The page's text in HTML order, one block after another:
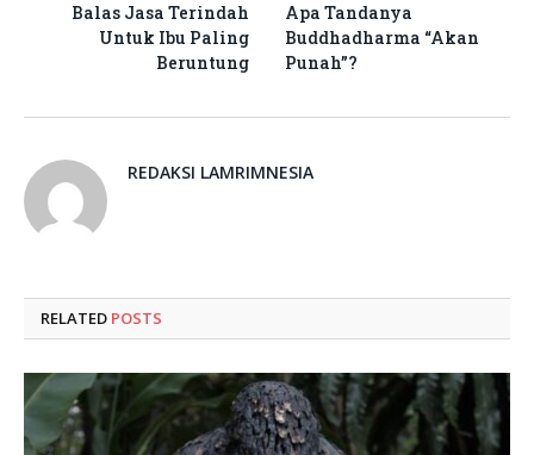
Balas Jasa Terindah
Untuk Ibu Paling
Beruntung
Apa Tandanya
Buddhadharma “Akan
Punah”?
REDAKSI LAMRIMNESIA
RELATED POSTS